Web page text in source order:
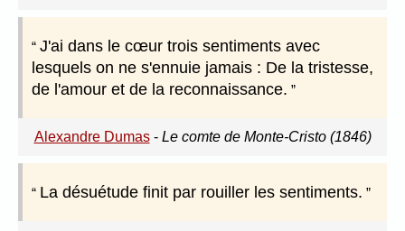
J'ai dans le cœur trois sentiments avec
lesquels on ne s'ennuie jamais : De la tristesse,
de l'amour et de la reconnaissance.
Alexandre Dumas- Le comte de Monte-Cristo (1846)
La désuétude finit par rouiller les sentiments.